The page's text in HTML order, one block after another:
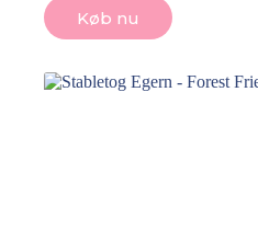
Køb nu